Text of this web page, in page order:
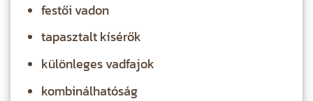
festői vadon
tapasztalt kísérők
különleges vadfajok
kombinálhatóság